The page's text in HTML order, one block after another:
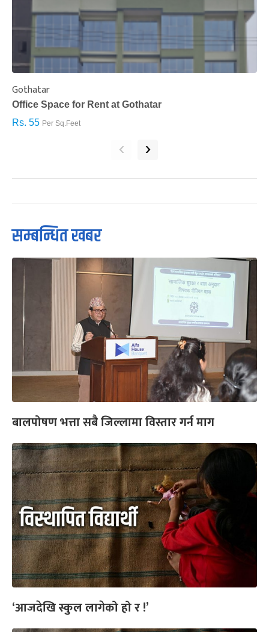
Gothatar
Office Space for Rent at Gothatar
Rs. 55 Per Sq.Feet
‹ ›
सम्बन्धित खबर
बालपोषण भत्ता सबै जिल्लामा विस्तार गर्न माग
‘आजदेखि स्कुल लागेको हो र !’